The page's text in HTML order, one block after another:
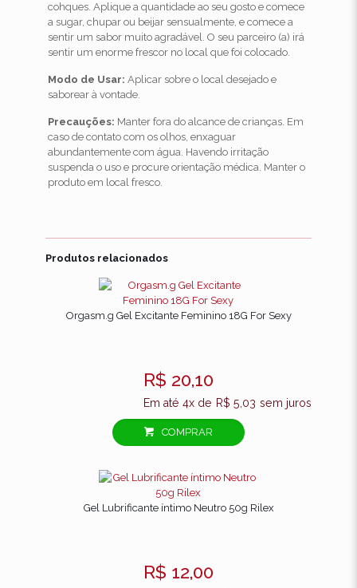
cohques. Aplique a quantidade ao seu gosto e comece
a sugar, chupar ou beijar sensualmente, e comece a
sentir um sabor muito agradável. O seu parceiro (a) irá
sentir um enorme frescor no local que foi colocado.
Modo de Usar: Aplicar sobre o local desejado e
saborear à vontade.
Precauções: Manter fora do alcance de crianças. Em
caso de contato com os olhos, enxaguar
abundantemente com água. Havendo irritação
suspenda o uso e procure orientação médica. Manter o
produto em local fresco.
Seja o primeiro a avaliar “Gloss
Elétrico Roll-on Vibra Kiss 6gr Intt”
Produtos relacionados
Orgasm.g Gel Excitante Feminino 18G For Sexy
R$ 20,10
Em até 4x de R$ 5,03 sem juros
COMPRAR
Gel Lubrificante íntimo Neutro 50g Rilex
R$ 12,00